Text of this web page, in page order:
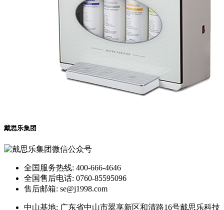
戴思乐集团
全国服务热线: 400-666-4646
全国售后电话: 0760-85595096
售后邮箱: se@j1998.com
中山基地: 广东省中山市翠享新区和清路16号戴思乐科技